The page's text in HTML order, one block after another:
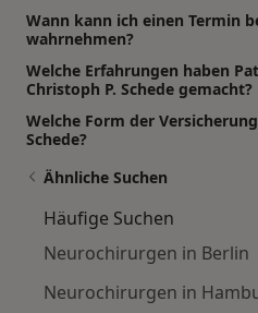
Wann kann ich einen Termin
wahrnehmen?
Welche Erfahrungen haben
Christoph P. Schede gemacht?
Welche Form der
Schede?
Ähnliche Suchen
Häufige Suchen
Neurochirurgen in Berlin
Neurochirurgen in